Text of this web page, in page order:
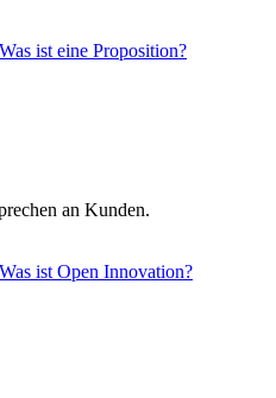
Was ist eine Proposition?
an Kunden.
Was ist Open Innovation?